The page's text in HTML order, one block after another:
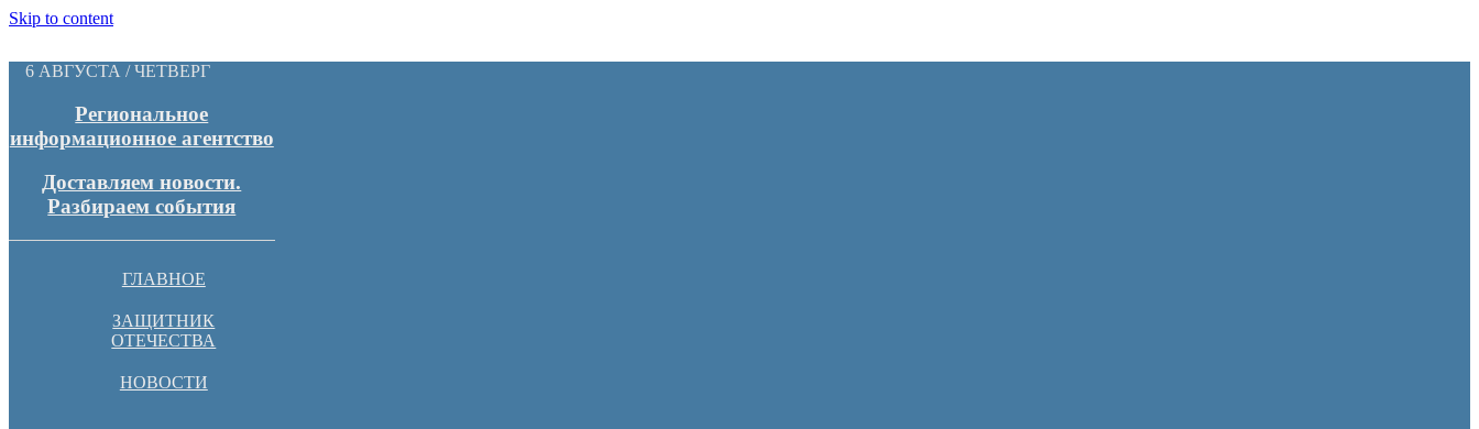
Skip to content
6 АВГУСТА / ЧЕТВЕРГ
Региональное
информационное агентство
Доставляем новости.
Разбираем события
ГЛАВНОЕ
ЗАЩИТНИК
ОТЕЧЕСТВА
НОВОСТИ